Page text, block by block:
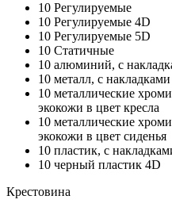
10 Регулируемые
10 Регулируемые 4D
10 Регулируемые 5D
10 Статичные
10 алюминий, с
10 металл, с
10 металлические
экокожи в цвет кресла
10 металлические
экокожи в цвет сиденья
10 пластик, с
10 черный пластик 4D
Крестовина